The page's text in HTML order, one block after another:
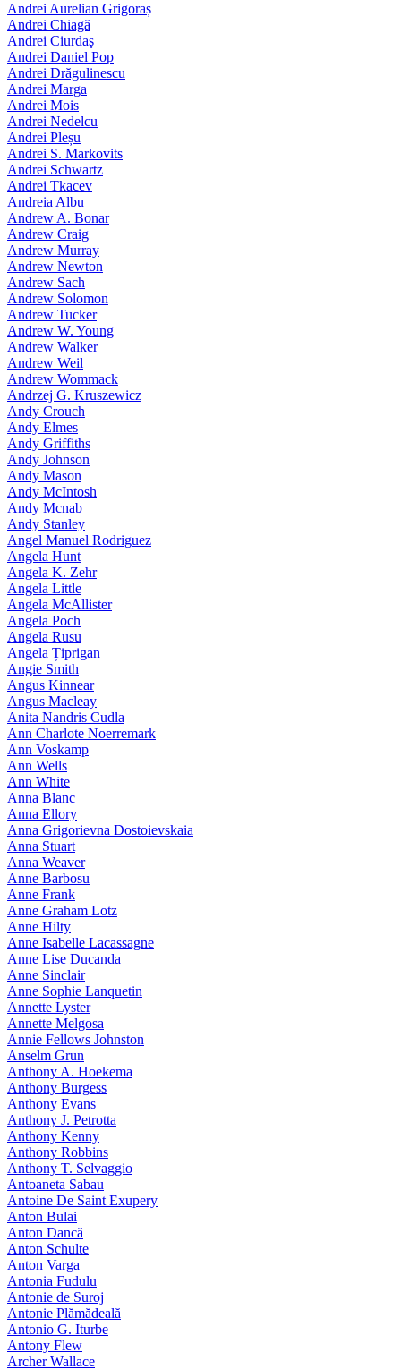
Andrei Aurelian Grigoraș
Andrei Chiagă
Andrei Ciurdaş
Andrei Daniel Pop
Andrei Drăgulinescu
Andrei Marga
Andrei Mois
Andrei Nedelcu
Andrei Pleșu
Andrei S. Markovits
Andrei Schwartz
Andrei Tkacev
Andreia Albu
Andrew A. Bonar
Andrew Craig
Andrew Murray
Andrew Newton
Andrew Sach
Andrew Solomon
Andrew Tucker
Andrew W. Young
Andrew Walker
Andrew Weil
Andrew Wommack
Andrzej G. Kruszewicz
Andy Crouch
Andy Elmes
Andy Griffiths
Andy Johnson
Andy Mason
Andy McIntosh
Andy Mcnab
Andy Stanley
Angel Manuel Rodriguez
Angela Hunt
Angela K. Zehr
Angela Little
Angela McAllister
Angela Poch
Angela Rusu
Angela Țiprigan
Angie Smith
Angus Kinnear
Angus Macleay
Anita Nandris Cudla
Ann Charlote Noerremark
Ann Voskamp
Ann Wells
Ann White
Anna Blanc
Anna Ellory
Anna Grigorievna Dostoievskaia
Anna Stuart
Anna Weaver
Anne Barbosu
Anne Frank
Anne Graham Lotz
Anne Hilty
Anne Isabelle Lacassagne
Anne Lise Ducanda
Anne Sinclair
Anne Sophie Lanquetin
Annette Lyster
Annette Melgosa
Annie Fellows Johnston
Anselm Grun
Anthony A. Hoekema
Anthony Burgess
Anthony Evans
Anthony J. Petrotta
Anthony Kenny
Anthony Robbins
Anthony T. Selvaggio
Antoaneta Sabau
Antoine De Saint Exupery
Anton Bulai
Anton Dancă
Anton Schulte
Anton Varga
Antonia Fudulu
Antonie de Suroj
Antonie Plămădeală
Antonio G. Iturbe
Antony Flew
Archer Wallace